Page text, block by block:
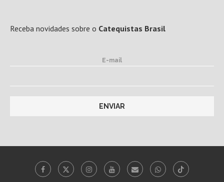
Receba novidades sobre o Catequistas Brasil
E-mail